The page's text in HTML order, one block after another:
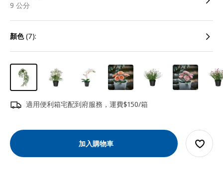
9 公分
顏色(7):
適用便利箱宅配到府服務，運費$150/箱
加入購物車